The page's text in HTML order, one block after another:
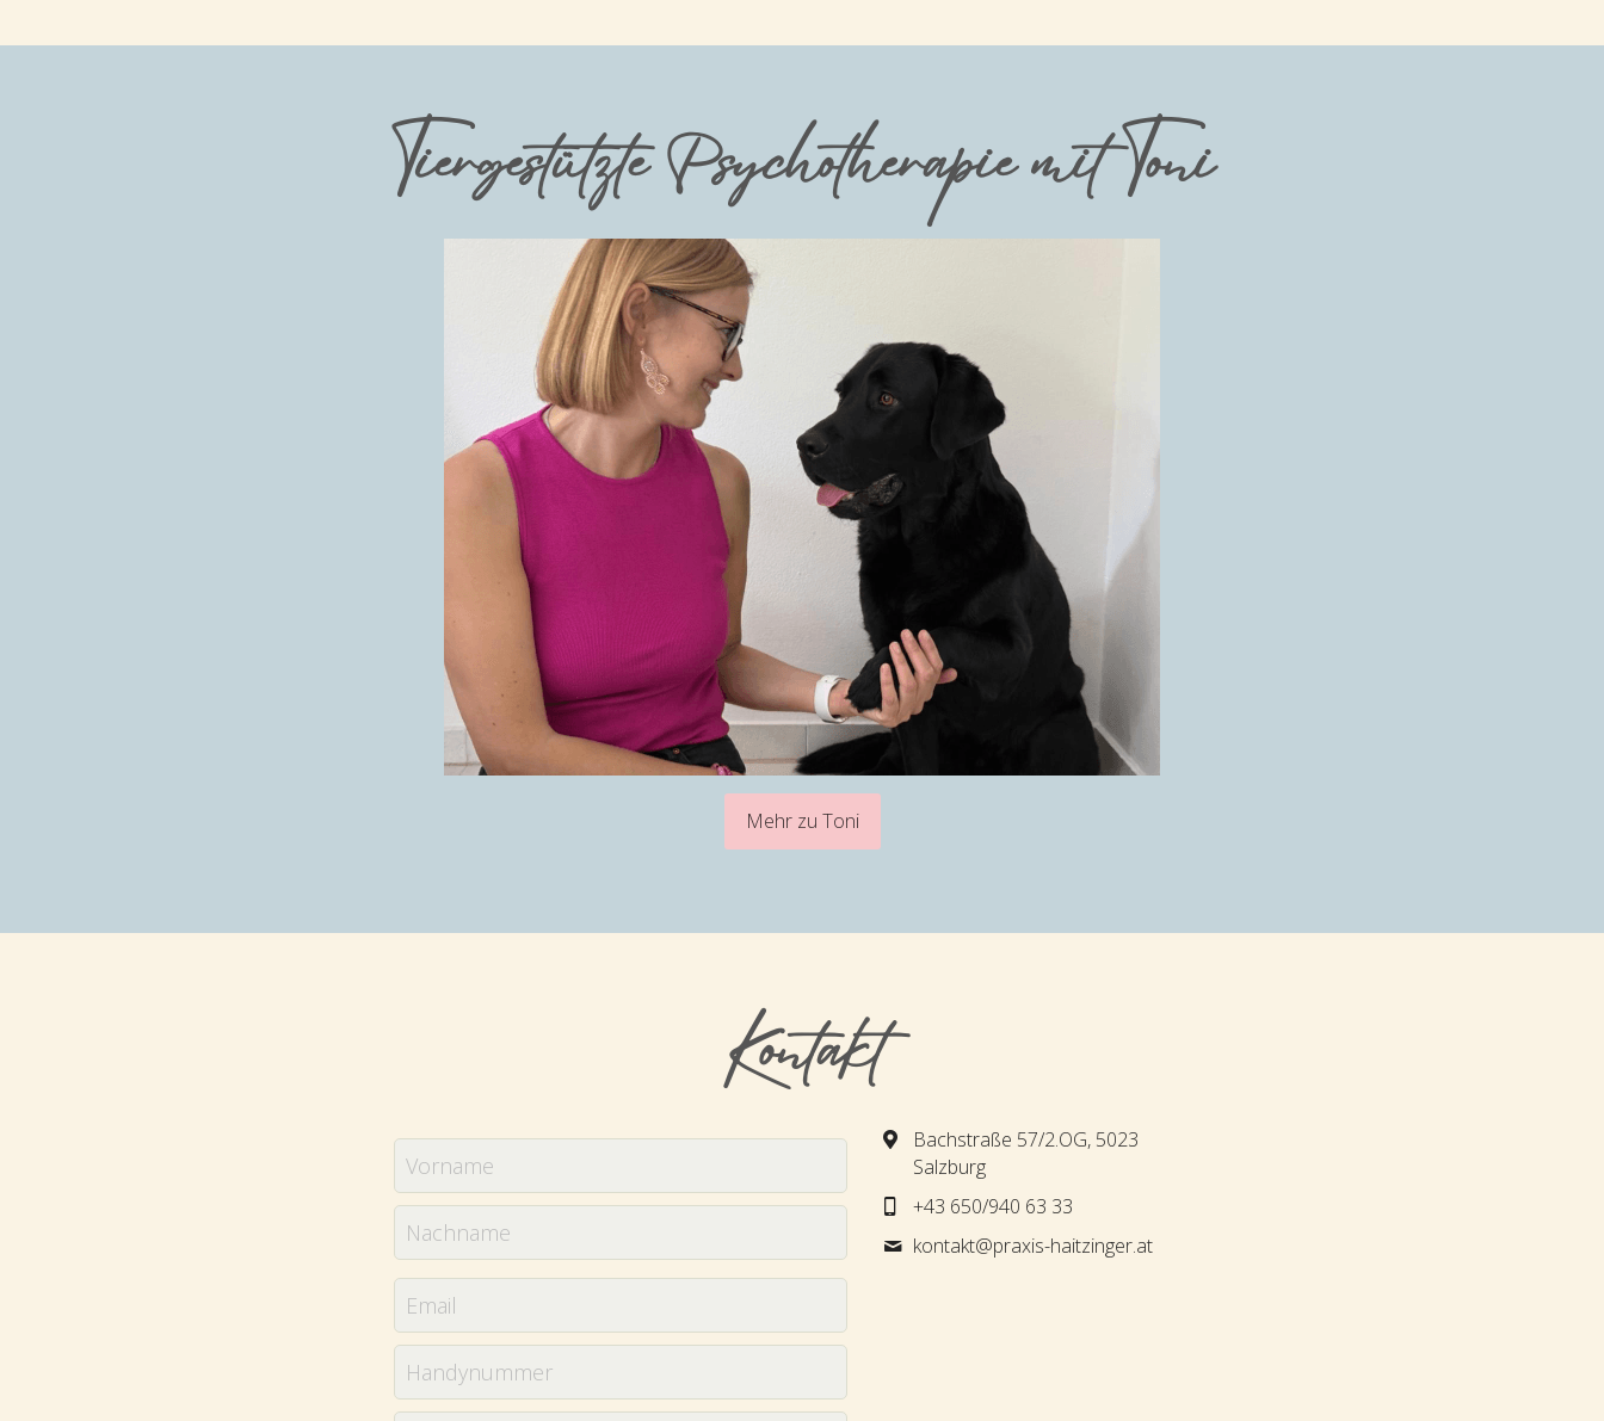
Tiergestützte Psychotherapie mit Toni
Mehr zu Toni
Kontakt
Bachstraße 57/2.OG, 5023
Salzburg
+43 650/940 63 33
kontakt@praxis-haitzinger.at
Vorname
Nachname
Email
Handynummer